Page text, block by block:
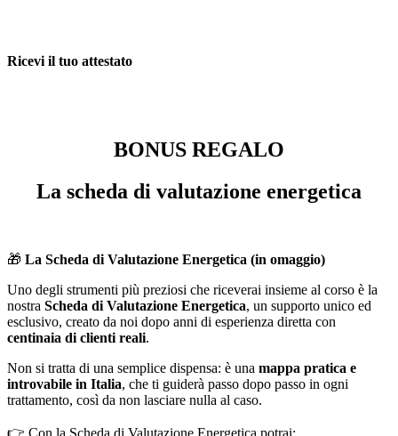
Ricevi il tuo attestato
BONUS REGALO
La scheda di valutazione energetica
🎁 La Scheda di Valutazione Energetica (in omaggio)
Uno degli strumenti più preziosi che riceverai insieme al corso è la
nostra Scheda di Valutazione Energetica, un supporto unico ed
esclusivo, creato da noi dopo anni di esperienza diretta con
centinaia di clienti reali.
Non si tratta di una semplice dispensa: è una mappa pratica e
introvabile in Italia, che ti guiderà passo dopo passo in ogni
trattamento, così da non lasciare nulla al caso.
👉 Con la Scheda di Valutazione Energetica potrai: